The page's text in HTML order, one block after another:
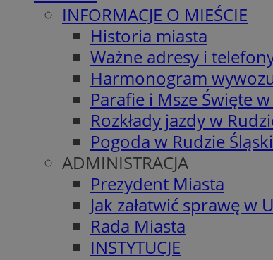
INFORMACJE O MIEŚCIE
Historia miasta
Ważne adresy i
Harmonogram
Parafie i Msze Święte
Rozkłady jazdy w
Pogoda w Rudzie
ADMINISTRACJA
Prezydent Miasta
Jak załatwić sprawę w
Rada Miasta
INSTYTUCJE